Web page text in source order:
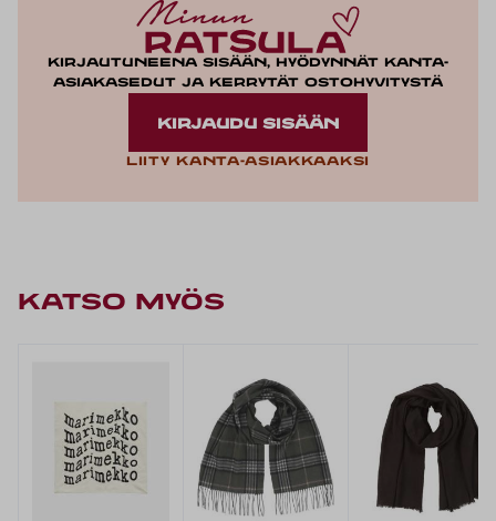
Kirjautuneena sisään, hyödynnät kanta-
asiakasedut ja kerrytät ostohyvitystä
KIRJAUDU SISÄÄN
Liity kanta-asiakkaaksi
KATSO MYÖS